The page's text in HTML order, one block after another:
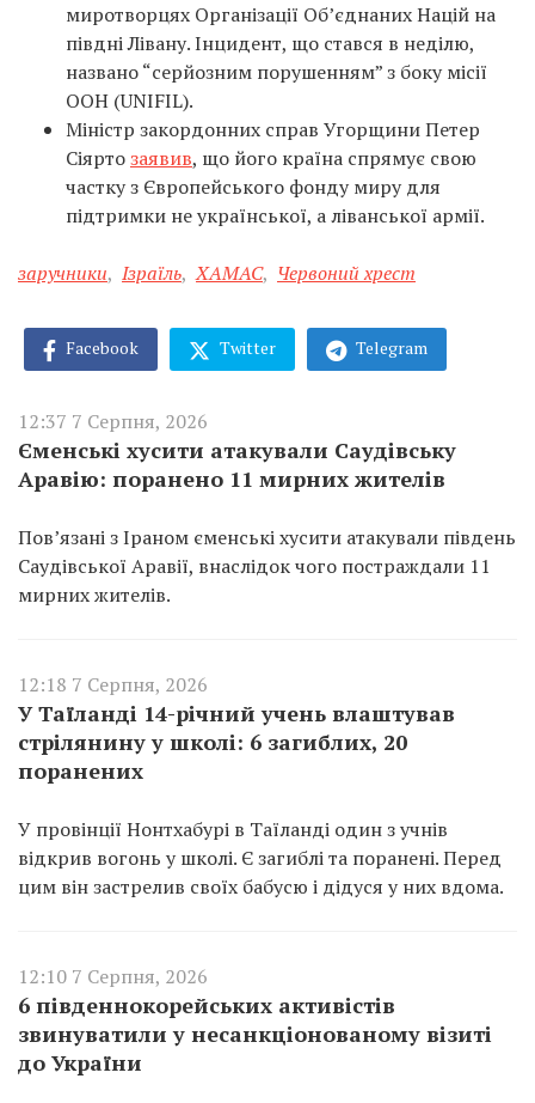
миротворцях Організації Об’єднаних Націй на
півдні Лівану. Інцидент, що стався в неділю,
названо “серйозним порушенням” з боку місії
ООН (UNIFIL).
Міністр закордонних справ Угорщини Петер
Сіяртозаявив, що його країна спрямує свою
частку з Європейського фонду миру для
підтримки не української, а ліванської армії.
заручники, Ізраїль, ХАМАС, Червоний хрест
Facebook Twitter Telegram
12:37 7 Серпня, 2026
Єменські хусити атакували Саудівську
Аравію: поранено 11 мирних жителів
Пов’язані з Іраном єменські хусити атакували південь
Саудівської Аравії, внаслідок чого постраждали 11
мирних жителів.
12:18 7 Серпня, 2026
У Таїланді 14-річний учень влаштував
стрілянину у школі: 6 загиблих, 20
поранених
У провінції Нонтхабурі в Таїланді один з учнів
відкрив вогонь у школі. Є загиблі та поранені. Перед
цим він застрелив своїх бабусю і дідуся у них вдома.
12:10 7 Серпня, 2026
6 південнокорейських активістів
звинуватили у несанкціонованому візиті
до України